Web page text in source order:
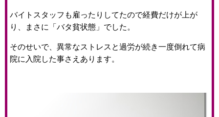
バイトスタッフも雇ったりしてたので経費だけが上が
り、まさに「バタ貧状態」でした。
そのせいで、異常なストレスと過労が続き一度倒れて病
院に入院した事さえあります。